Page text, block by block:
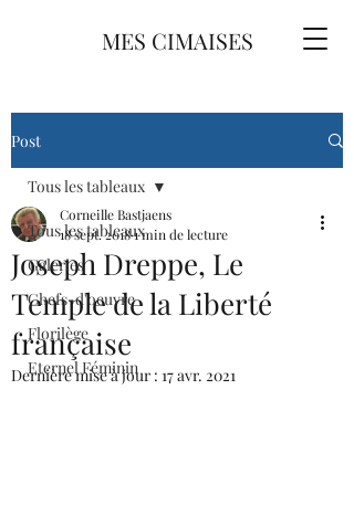
MES CIMAISES
Post
Tous les tableaux
Galeries
Chefs-d'oeuvre
Florilège
Eternel Féminin
Tous les tableaux
Joseph Dreppe, Le
Temple de la Liberté
française
Corneille Bastjaens
18 sept. 20181 min de lecture
Dernière mise à jour : 17 avr. 2021